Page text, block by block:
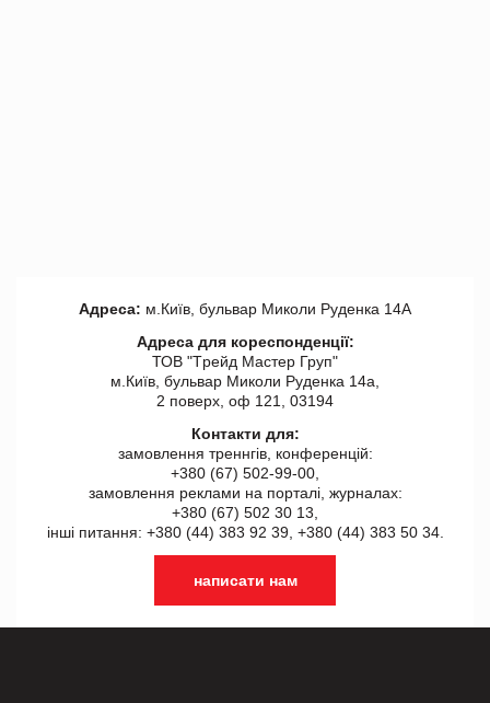
Адреса: м.Київ, бульвар Миколи Руденка 14А
Адреса для кореспонденції:
ТОВ "Tрейд Мастер Груп"
м.Київ, бульвар Миколи Руденка 14а,
2 поверх, оф 121, 03194
Контакти для:
замовлення треннгів, конференцій:
+380 (67) 502-99-00,
замовлення реклами на порталі, журналах:
+380 (67) 502 30 13,
інші питання: +380 (44) 383 92 39, +380 (44) 383 50 34.
написати нам